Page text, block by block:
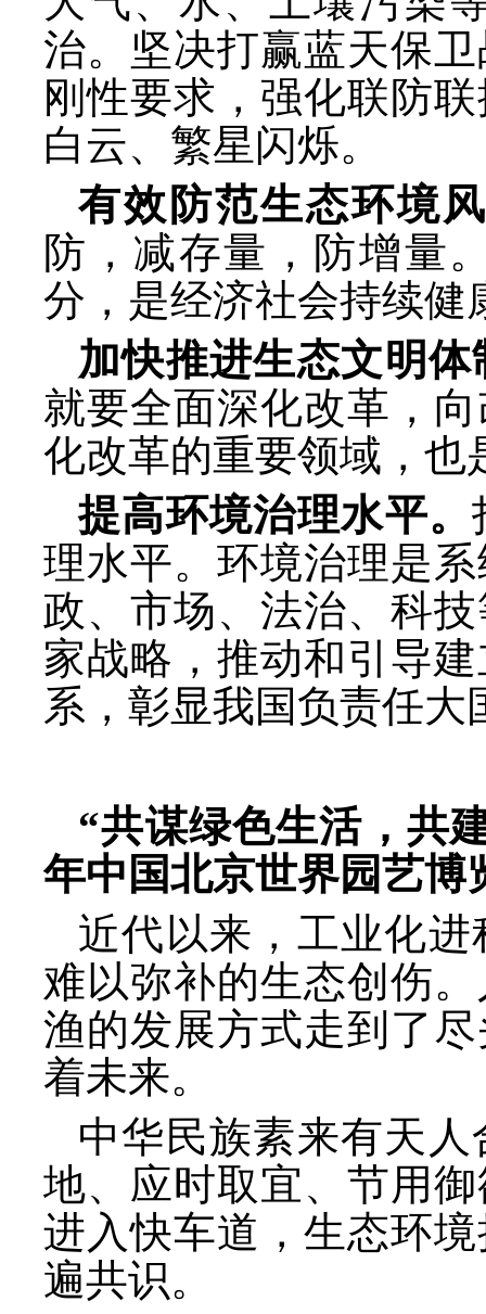
治。坚决打赢蓝天保
刚性要求，强化联防
白云、繁星闪烁。
有效防范生态环境
防，减存量，防增量
分，是经济社会持续健
加快推进生态文明
就要全面深化改革，
化改革的重要领域，也
提高环境治理水平。
理水平。环境治理是
政、市场、法治、科
家战略，推动和引导
系，彰显我国负责任
“共谋绿色生活，共
年中国北京世界园艺博
近代以来，工业化
难以弥补的生态创伤
渔的发展方式走到了
着未来。
中华民族素来有天
地、应时取宜、节用
进入快车道，生态环
遍共识。